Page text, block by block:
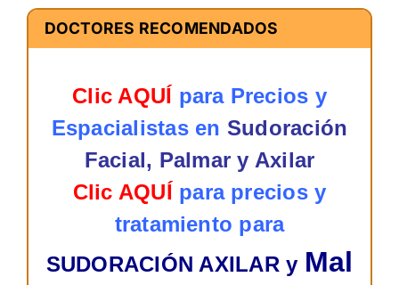
DOCTORES RECOMENDADOS
Clic AQUÍ para Precios y
Espacialistas en Sudoración
Facial, Palmar y Axilar
Clic AQUÍ para precios y
tratamiento para
SUDORACIÓN AXILAR y Mal